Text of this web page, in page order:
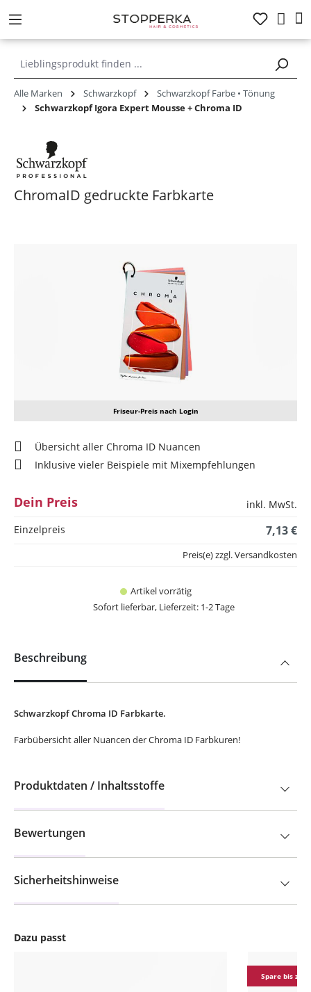
springen
Alle Marken Schwarzkopf
Schwarzkopf Farbe • Tönung
Schwarzkopf Igora Expert Mousse + Chroma ID
ChromaID gedruckte Farbkarte
Friseur-Preis nach Login
Übersicht aller Chroma ID Nuancen
Inklusive vieler Beispiele mit Mixempfehlungen
Dein Preis
inkl. MwSt.
Einzelpreis
7,13 €
Artikel vorrätig
Sofort lieferbar, Lieferzeit: 1-2 Tage
Preis(e) zzgl. Versandkosten
Dazu passt
Spare bis zu
Beschreibung
Schwarzkopf Chroma ID Farbkarte.
Farbübersicht aller Nuancen der Chroma ID Farbkuren!
Produktdaten / Inhaltsstoffe
Bewertungen
Sicherheitshinweise